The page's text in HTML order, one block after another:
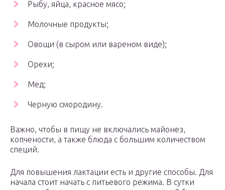
Рыбу, яйца, красное мясо;
Молочные продукты;
Овощи (в сыром или вареном виде);
Орехи;
Мед;
Черную смородину.
Важно, чтобы в пищу не включались майонез,
копчености, а также блюда с большим количеством
специй.
Для повышения лактации есть и другие способы. Для
начала стоит начать с питьевого режима. В сутки